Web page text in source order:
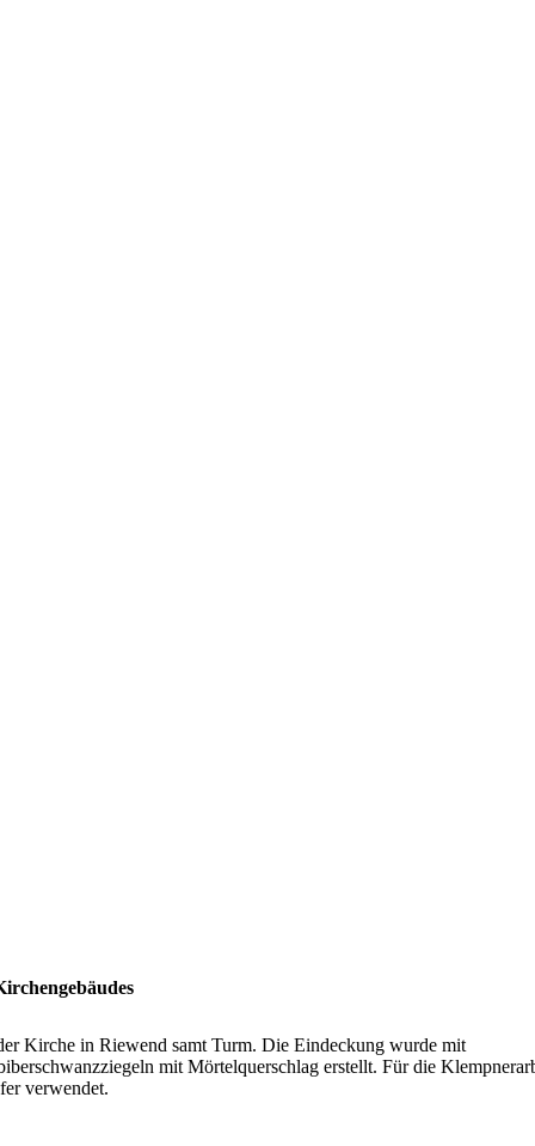
Kirche in Riewend samt Turm. Die Eindeckung wurde mit
mit Mörtelquerschlag erstellt. Für die
verwendet.